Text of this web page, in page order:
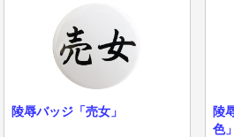
陵辱バッジ「売女」
陵
色」